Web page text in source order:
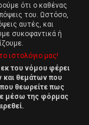
ότι ο καθένας
του. Ωστόσο,
αυτές, και
συκοφαντικά ή
ιστολόγιο μας!
του νόμου φέρει
θεμάτων που
θεωρείτε πως
μέσω της φόρμας